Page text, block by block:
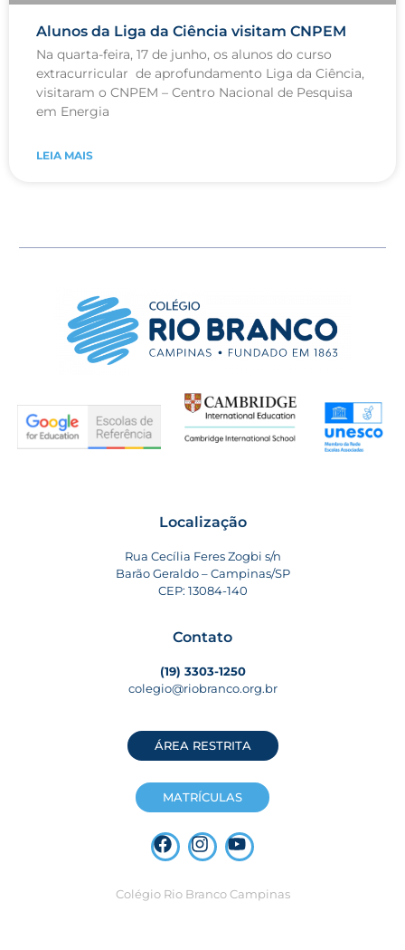
Alunos da Liga da Ciência visitam CNPEM
Na quarta-feira, 17 de junho, os alunos do curso
extracurricular de aprofundamento Liga da Ciência,
visitaram o CNPEM – Centro Nacional de Pesquisa
em Energia
LEIA MAIS
Localização
Rua Cecília Feres Zogbi s/n
Barão Geraldo – Campinas/SP
CEP: 13084-140
Contato
(19) 3303-1250
colegio@riobranco.org.br
ÁREA RESTRITA
MATRÍCULAS
Colégio Rio Branco Campinas